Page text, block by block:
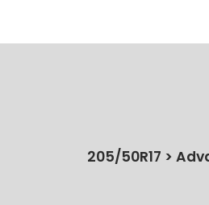
205/50R17 >